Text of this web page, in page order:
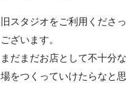
旧スタジオをご利用くださ
ございます。
まだまだお店として不十分
場をつくっていけたらなと思